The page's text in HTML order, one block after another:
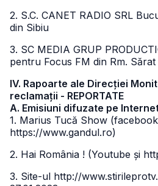
2. S.C. CANET RADIO SRL
din Sibiu
3. SC MEDIA GRUP
pentru Focus FM din Rm.
IV. Rapoarte ale Direcției
reclamații - REPORTATE
A. Emisiuni difuzate pe
1. Marius Tucă Show
https://www.gandul.ro)
2. Hai România ! (Youtube și
3. Site-ul http://